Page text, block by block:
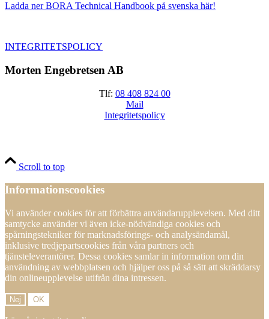
Ladda ner BORA Technical Handbook på svenska här!
INTEGRITETSPOLICY
Morten Engebretsen AB
Tlf: 08 408 824 00
Mail
Integritetspolicy
Scroll to top
Informationscookies
Vi använder cookies för att förbättra användarupplevelsen. Med ditt
samtycke använder vi även icke-nödvändiga cookies och
spårningstekniker för marknadsförings- och analysändamål,
inklusive tredjepartscookies från våra partners och
tjänsteleverantörer. Dessa cookies samlar in information om din
användning av webbplatsen och hjälper oss på så sätt att skräddarsy
din onlineupplevelse utifrån dina intressen.
Nej OK